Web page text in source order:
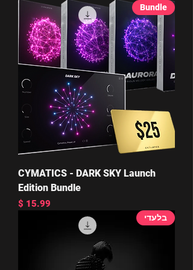
Bundle
CYMATICS - DARK SKY Launch
Edition Bundle
מחיר
בלעדי